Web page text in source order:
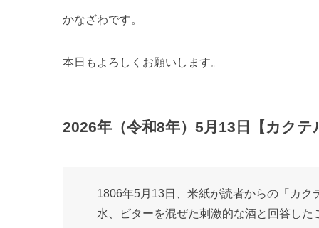
かなざわです。
本日もよろしくお願いします。
2026年（令和8年）5月13日【カクテ
1806年5月13日、米紙が読者からの「カク
水、ビターを混ぜた刺激的な酒と回答した